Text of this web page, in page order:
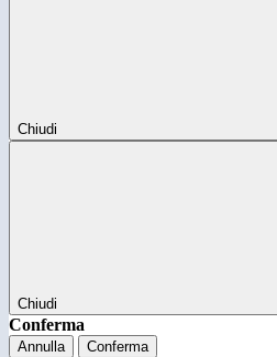
Chiudi
Chiudi
Conferma
Annulla Conferma